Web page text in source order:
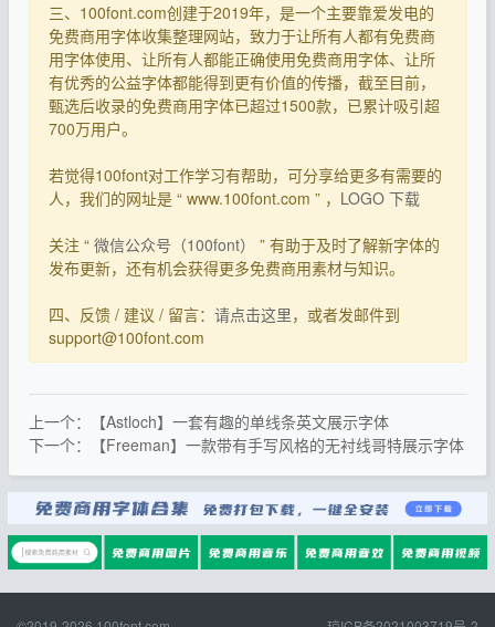
三、100font.com创建于2019年，是一个主要靠爱发电的
免费商用字体收集整理网站，致力于让所有人都有免费商
用字体使用、让所有人都能正确使用免费商用字体、让所
有优秀的公益字体都能得到更有价值的传播，截至目前，
甄选后收录的免费商用字体已超过1500款，已累计吸引超
700万用户。
若觉得100font对工作学习有帮助，可分享给更多有需要的
人，我们的网址是 “ www.100font.com ” ， LOGO 下载
关注 “ 微信公众号（100font）
” 有助于及时了解新字体的
发布更新，还有机会获得更多免费商用素材与知识。
四、反馈 / 建议 / 留言： 请点击这里，或者发邮件到
support@100font.com
上一个：【Astloch】一套有趣的单线条英文展示字体
下一个：【Freeman】一款带有手写风格的无衬线哥特展示字体